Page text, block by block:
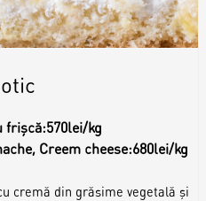
frișcă:570lei/kg
Creem cheese:680lei/kg
cremă din grăsime vegetală și